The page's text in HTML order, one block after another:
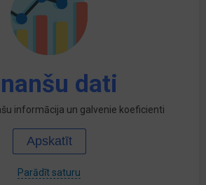
dati
informācija un galvenie koeficienti
Apskatīt
Parādīt saturu